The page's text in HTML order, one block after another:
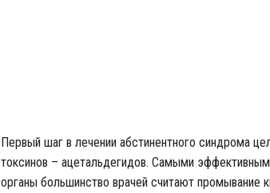
Первый шаг в лечении абстинентного синдрома
токсинов – ацетальдегидов. Самыми
органы большинство врачей считают